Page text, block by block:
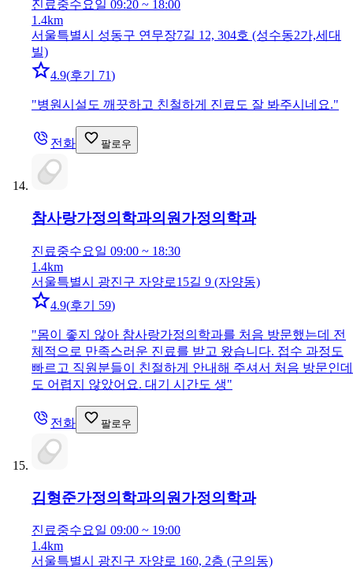
진료중수요일 09:20 ~ 18:00
1.4km
서울특별시 성동구 연무장7길 12, 304호 (성수동2가,세대
빌)
4.9(후기 71)
"병원시설도 깨끗하고 친철하게 진료도 잘 봐주시네요."
전화 팔로우
참사랑가정의학과의원 가정의학과
진료중수요일 09:00 ~ 18:30
1.4km
서울특별시 광진구 자양로15길 9 (자양동)
4.9(후기 59)
"몸이 좋지 않아 참사랑가정의학과를 처음 방문했는데 전
체적으로 만족스러운 진료를 받고 왔습니다. 접수 과정도
빠르고 직원분들이 친절하게 안내해 주셔서 처음 방문인데
도 어렵지 않았어요. 대기 시간도 생"
전화 팔로우
김형준가정의학과의원 가정의학과
진료중수요일 09:00 ~ 19:00
1.4km
서울특별시 광진구 자양로 160, 2층 (구의동)